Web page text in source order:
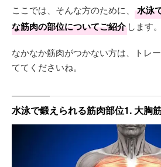
ここでは、そんな方のために、
水泳
な筋肉の部位についてご紹介 します。
なかなか筋肉がつかない方は、トレ
ててくださいね。
水泳で鍛えられる筋肉部位1. 大胸